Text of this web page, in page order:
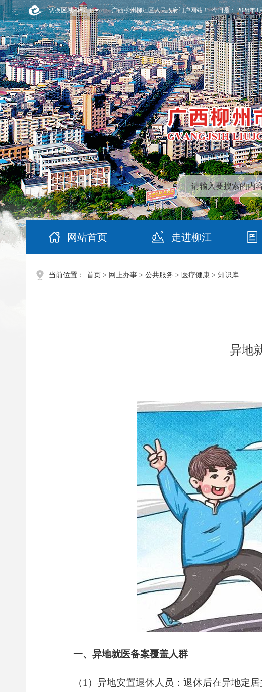
切换区域和部门 广西柳州柳江区人民政府门户网站！ 今日是：2026年
网站首页 走进柳江
当前位置： 首页 > 网上办事 > 公共服务 > 医疗健康 > 知识库
异地
一、异地就医备案覆盖人群
（1）异地安置退休人员：退休后在异地定